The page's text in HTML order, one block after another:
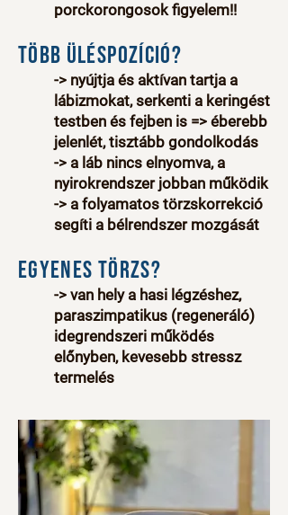
porckorongosok figyelem!!
Több üléspozíció?
-> nyújtja és aktívan tartja a
lábizmokat, serkenti a keringést
testben és fejben is => éberebb
jelenlét, tisztább gondolkodás​
-> a láb nincs elnyomva, a
nyirokrendszer jobban működik
-> a folyamatos törzskorrekció
segíti a bélrendszer mozgását
Egyenes törzs?
-> van hely a hasi légzéshez,
paraszimpatikus (regeneráló)
idegrendszeri működés
előnyben, kevesebb stressz
termelés​​